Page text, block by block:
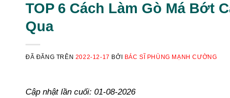
TOP 6 Cách Làm Gò Má Bớt
Qua
ĐÃ ĐĂNG TRÊN 2022-12-17 BỞI BÁC SĨ PHÙNG MẠNH CƯỜNG
Cập nhật lần cuối: 01-08-2026